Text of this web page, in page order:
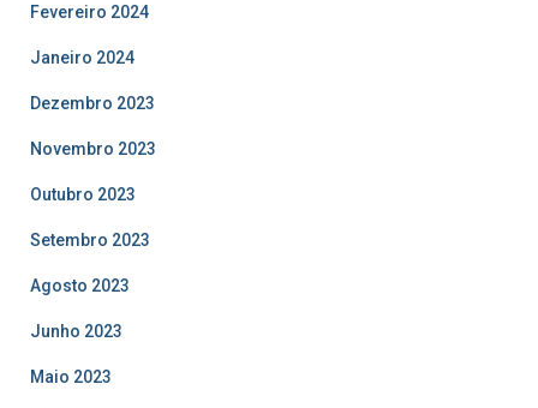
Fevereiro 2024
Janeiro 2024
Dezembro 2023
Novembro 2023
Outubro 2023
Setembro 2023
Agosto 2023
Junho 2023
Maio 2023